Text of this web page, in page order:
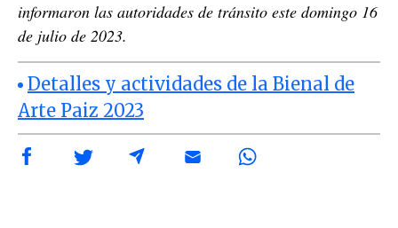
informaron las autoridades de tránsito este domingo 16
de julio de 2023.
Detalles y actividades de la Bienal de
Arte Paiz 2023